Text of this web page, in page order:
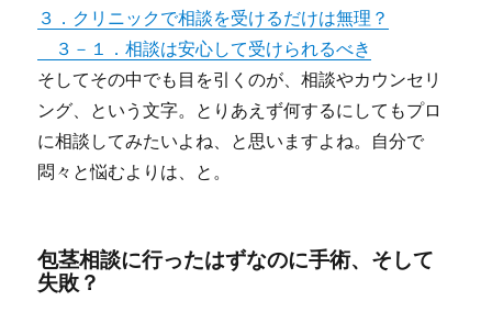
３．クリニックで相談を受けるだけは無理？
３－１．相談は安心して受けられるべき
そしてその中でも目を引くのが、相談やカウンセリ
ング、という文字。とりあえず何するにしてもプロ
に相談してみたいよね、と思いますよね。自分で
悶々と悩むよりは、と。
包茎相談に行ったはずなのに手術、そして
失敗？